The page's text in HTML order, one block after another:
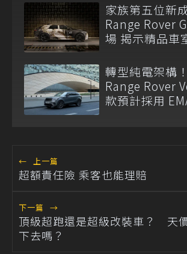
家族第五位新
Range Rover
場 揭示精品車
轉型純電架構
Range Rover
款預計採用
← 上一篇
超額責任險 乘客也能理賠
下一篇 →
頂級超跑還是超級改裝車？ 天
下去嗎？